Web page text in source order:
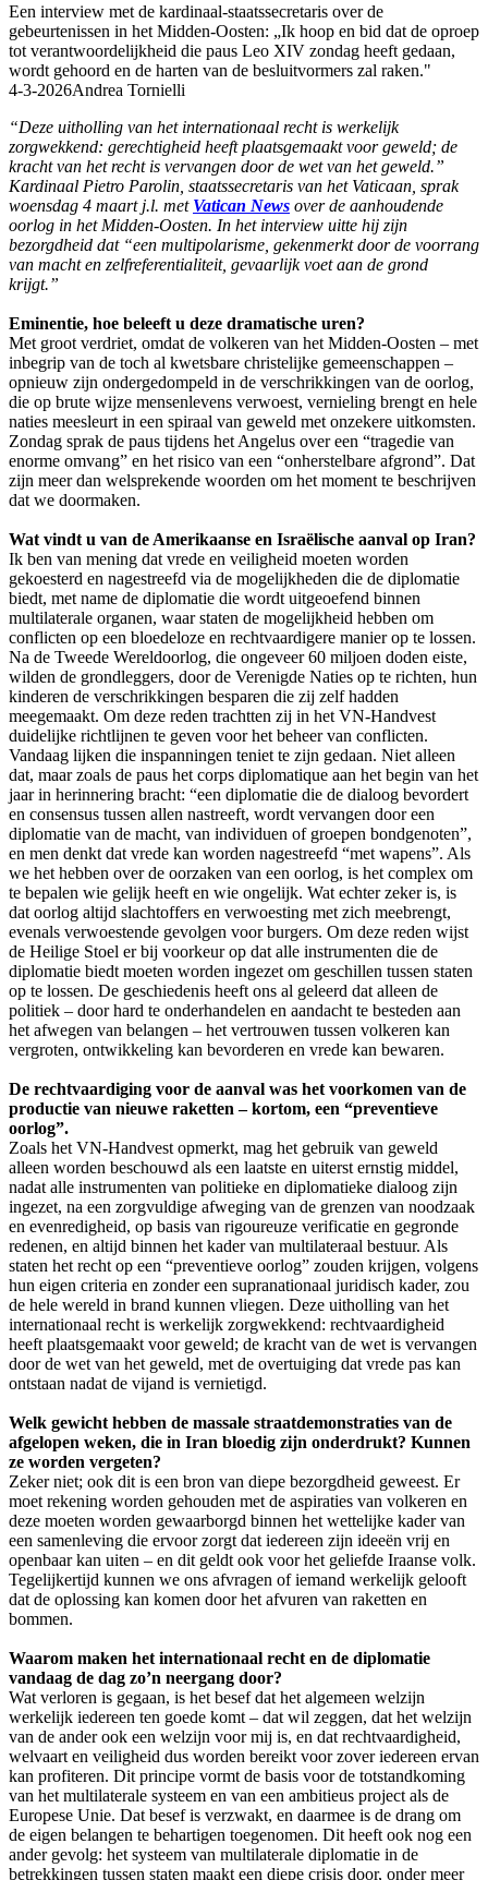
Een interview met de kardinaal-staatssecretaris over de
gebeurtenissen in het Midden-Oosten: „Ik hoop en bid dat de oproep
tot verantwoordelijkheid die paus Leo XIV zondag heeft gedaan,
wordt gehoord en de harten van de besluitvormers zal raken."
4-3-2026Andrea Tornielli
“Deze uitholling van het internationaal recht is werkelijk
zorgwekkend: gerechtigheid heeft plaatsgemaakt voor geweld; de
kracht van het recht is vervangen door de wet van het geweld.”
Kardinaal Pietro Parolin, staatssecretaris van het Vaticaan, sprak
woensdag 4 maart j.l. met Vatican News over de aanhoudende
oorlog in het Midden-Oosten. In het interview uitte hij zijn
bezorgdheid dat “een multipolarisme, gekenmerkt door de voorrang
van macht en zelfreferentialiteit, gevaarlijk voet aan de grond
krijgt.”
Eminentie, hoe beleeft u deze dramatische uren?
Met groot verdriet, omdat de volkeren van het Midden-Oosten – met
inbegrip van de toch al kwetsbare christelijke gemeenschappen –
opnieuw zijn ondergedompeld in de verschrikkingen van de oorlog,
die op brute wijze mensenlevens verwoest, vernieling brengt en hele
naties meesleurt in een spiraal van geweld met onzekere uitkomsten.
Zondag sprak de paus tijdens het Angelus over een “tragedie van
enorme omvang” en het risico van een “onherstelbare afgrond”. Dat
zijn meer dan welsprekende woorden om het moment te beschrijven
dat we doormaken.
Wat vindt u van de Amerikaanse en Israëlische aanval op Iran?
Ik ben van mening dat vrede en veiligheid moeten worden
gekoesterd en nagestreefd via de mogelijkheden die de diplomatie
biedt, met name de diplomatie die wordt uitgeoefend binnen
multilaterale organen, waar staten de mogelijkheid hebben om
conflicten op een bloedeloze en rechtvaardigere manier op te lossen.
Na de Tweede Wereldoorlog, die ongeveer 60 miljoen doden eiste,
wilden de grondleggers, door de Verenigde Naties op te richten, hun
kinderen de verschrikkingen besparen die zij zelf hadden
meegemaakt. Om deze reden trachtten zij in het VN-Handvest
duidelijke richtlijnen te geven voor het beheer van conflicten.
Vandaag lijken die inspanningen teniet te zijn gedaan. Niet alleen
dat, maar zoals de paus het corps diplomatique aan het begin van het
jaar in herinnering bracht: “een diplomatie die de dialoog bevordert
en consensus tussen allen nastreeft, wordt vervangen door een
diplomatie van de macht, van individuen of groepen bondgenoten”,
en men denkt dat vrede kan worden nagestreefd “met wapens”. Als
we het hebben over de oorzaken van een oorlog, is het complex om
te bepalen wie gelijk heeft en wie ongelijk. Wat echter zeker is, is
dat oorlog altijd slachtoffers en verwoesting met zich meebrengt,
evenals verwoestende gevolgen voor burgers. Om deze reden wijst
de Heilige Stoel er bij voorkeur op dat alle instrumenten die de
diplomatie biedt moeten worden ingezet om geschillen tussen staten
op te lossen. De geschiedenis heeft ons al geleerd dat alleen de
politiek – door hard te onderhandelen en aandacht te besteden aan
het afwegen van belangen – het vertrouwen tussen volkeren kan
vergroten, ontwikkeling kan bevorderen en vrede kan bewaren.
De rechtvaardiging voor de aanval was het voorkomen van de
productie van nieuwe raketten – kortom, een “preventieve
oorlog”.
Zoals het VN-Handvest opmerkt, mag het gebruik van geweld
alleen worden beschouwd als een laatste en uiterst ernstig middel,
nadat alle instrumenten van politieke en diplomatieke dialoog zijn
ingezet, na een zorgvuldige afweging van de grenzen van noodzaak
en evenredigheid, op basis van rigoureuze verificatie en gegronde
redenen, en altijd binnen het kader van multilateraal bestuur. Als
staten het recht op een “preventieve oorlog” zouden krijgen, volgens
hun eigen criteria en zonder een supranationaal juridisch kader, zou
de hele wereld in brand kunnen vliegen. Deze uitholling van het
internationaal recht is werkelijk zorgwekkend: rechtvaardigheid
heeft plaatsgemaakt voor geweld; de kracht van de wet is vervangen
door de wet van het geweld, met de overtuiging dat vrede pas kan
ontstaan nadat de vijand is vernietigd.
Welk gewicht hebben de massale straatdemonstraties van de
afgelopen weken, die in Iran bloedig zijn onderdrukt? Kunnen
ze worden vergeten?
Zeker niet; ook dit is een bron van diepe bezorgdheid geweest. Er
moet rekening worden gehouden met de aspiraties van volkeren en
deze moeten worden gewaarborgd binnen het wettelijke kader van
een samenleving die ervoor zorgt dat iedereen zijn ideeën vrij en
openbaar kan uiten – en dit geldt ook voor het geliefde Iraanse volk.
Tegelijkertijd kunnen we ons afvragen of iemand werkelijk gelooft
dat de oplossing kan komen door het afvuren van raketten en
bommen.
Waarom maken het internationaal recht en de diplomatie
vandaag de dag zo’n neergang door?
Wat verloren is gegaan, is het besef dat het algemeen welzijn
werkelijk iedereen ten goede komt – dat wil zeggen, dat het welzijn
van de ander ook een welzijn voor mij is, en dat rechtvaardigheid,
welvaart en veiligheid dus worden bereikt voor zover iedereen ervan
kan profiteren. Dit principe vormt de basis voor de totstandkoming
van het multilaterale systeem en van een ambitieus project als de
Europese Unie. Dat besef is verzwakt, en daarmee is de drang om
de eigen belangen te behartigen toegenomen. Dit heeft ook nog een
ander gevolg: het systeem van multilaterale diplomatie in de
betrekkingen tussen staten maakt een diepe crisis door, onder meer